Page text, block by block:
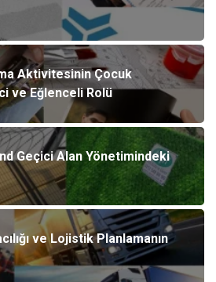
Aktivitesinin Çocuk
ve Eğlenceli Rolü
Geçici Alan Yönetimindeki
ve Lojistik Planlamanın